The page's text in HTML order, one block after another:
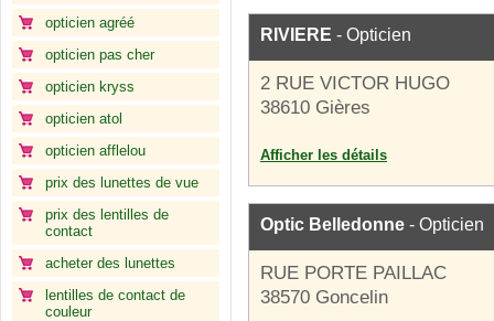
opticien agréé
opticien pas cher
opticien kryss
opticien atol
opticien afflelou
prix des lunettes de vue
prix des lentilles de
contact
acheter des lunettes
lentilles de contact de
couleur
RIVIERE - Opticien
2 RUE VICTOR HUGO
38610 Gières
Afficher les détails
Optic Belledonne - Opticien
RUE PORTE PAILLAC
38570 Goncelin